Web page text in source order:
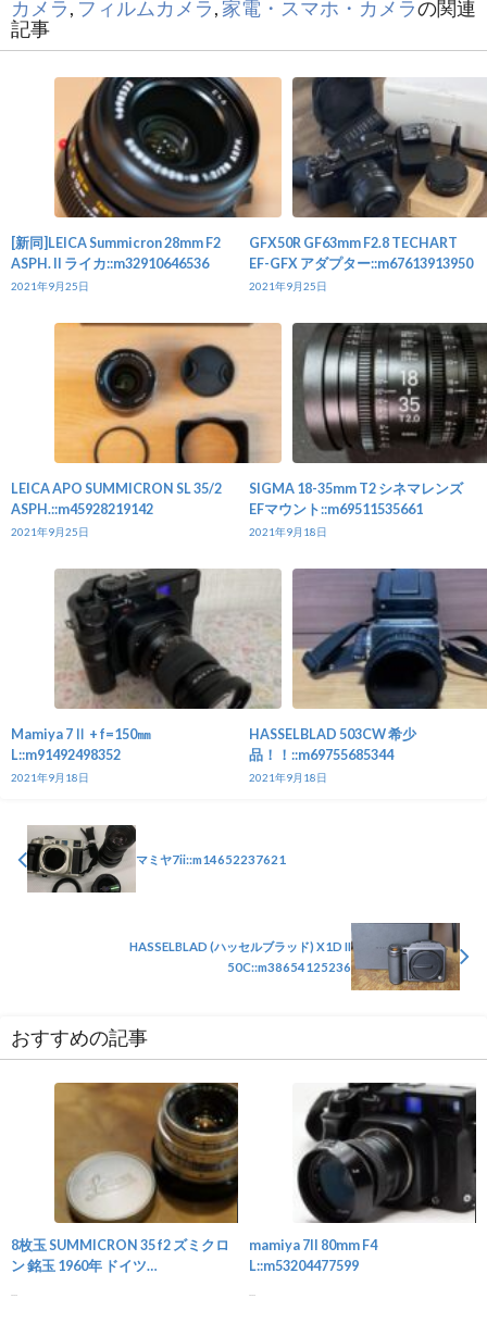
カメラ, フィルムカメラ, 家電・スマホ・カメラの関連
記事
[新同]LEICA Summicron 28mm F2
ASPH. II ライカ::m32910646536
2021年9月25日
GFX50R GF63mm F2.8 TECHART
EF-GFX アダプター::m67613913950
2021年9月25日
LEICA APO SUMMICRON SL 35/2
ASPH.::m45928219142
2021年9月25日
SIGMA 18-35mm T2 シネマレンズ
EFマウント::m69511535661
2021年9月18日
Mamiya 7Ⅱ + f=150㎜
L::m91492498352
2021年9月18日
HASSELBLAD 503CW 希少
品！！::m69755685344
2021年9月18日
マミヤ7ii::m14652237621
HASSELBLAD (ハッセルブラッド) X1D II
50C::m38654125236
おすすめの記事
8枚玉 SUMMICRON 35 f2 ズミクロ
ン 銘玉 1960年 ドイツ
mamiya 7II 80mm F4
L::m53204477599